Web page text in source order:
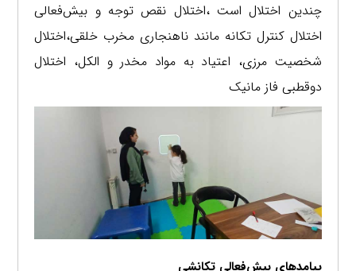
چندین اختلال است ،اختلال نقص توجه و بیش‌فعالی
اختلال کنترل تکانه مانند ناهنجاری مخرب خلقی،اختلال
شخصیت مرزی، اعتیاد به مواد مخدر و الکل، اختلال
دوقطبی فاز مانیک
پیامدهای بیش‌فعالی تکانشی